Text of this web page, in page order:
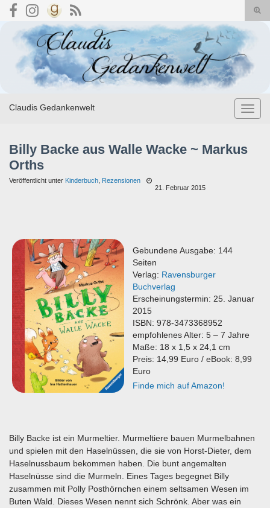
Search for:
Claudis Gedankenwelt
Billy Backe aus Walle Wacke ~ Markus
Orths
Veröffentlicht unter Kinderbuch Rezensionen
21. Februar 2015
Gebundene Ausgabe: 144
Seiten
Verlag: Ravensburger
Buchverlag
Erscheinungstermin: 25. Januar
2015
ISBN: 978-3473368952
empfohlenes Alter: 5 – 7 Jahre
Maße: 18 x 1,5 x 24,1 cm
Preis: 14,99 Euro / eBook: 8,99
Euro
Finde mich auf Amazon!
Billy Backe ist ein Murmeltier. Murmeltiere bauen Murmelbahnen
und spielen mit den Haselnüssen, die sie von Horst-Dieter, dem
Haselnussbaum bekommen haben. Die bunt angemalten
Haselnüsse sind die Murmeln. Eines Tages begegnet Billy
zusammen mit Polly Posthörnchen einem seltsamen Wesen im
Buten Wald. Dieses Wesen nennt sich Schrönk. Aber was ein